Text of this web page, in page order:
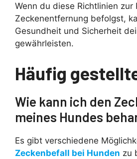
Wenn du diese Richtlinien zur
Zeckenentfernung befolgst,
Gesundheit und Sicherheit
gewährleisten.
Häufig
Wie kann ich den
meines Hundes
Es gibt verschiedene
Zeckenbefall bei Hunden zu